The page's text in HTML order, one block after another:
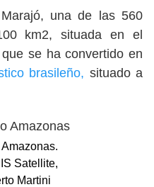
una de las 560
km2, situada en el
se ha convertido en
brasileño, situado a
Satellite,
Martini